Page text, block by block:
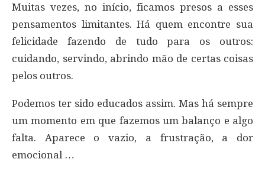
Muitas vezes, no início, ficamos presos a esses
pensamentos limitantes. Há quem encontre sua
felicidade fazendo de tudo para os outros:
cuidando, servindo, abrindo mão de certas coisas
pelos outros.
Podemos ter sido educados assim. Mas há sempre
um momento em que fazemos um balanço e algo
falta. Aparece o vazio, a frustração, a dor
emocional …